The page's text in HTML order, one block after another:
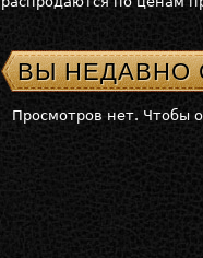
ВЫ НЕДАВНО
Просмотров нет. Чтобы